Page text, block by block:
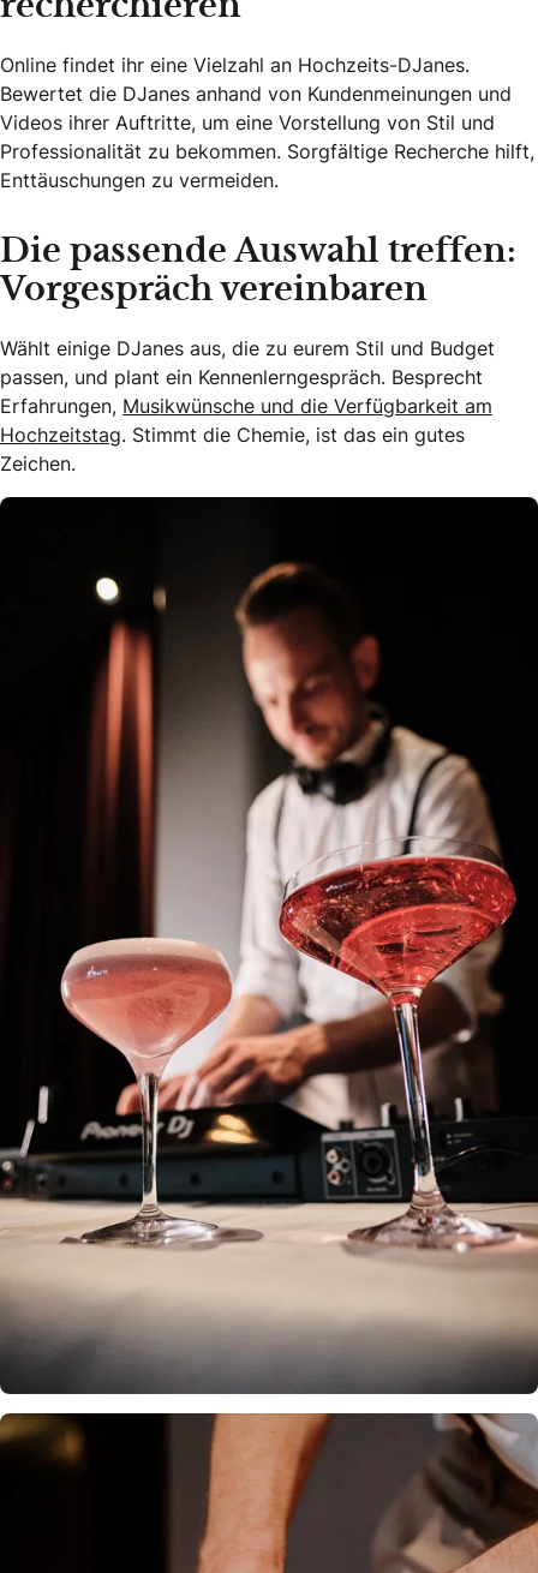
recherchieren
Online findet ihr eine Vielzahl an Hochzeits-DJanes.
Bewertet die DJanes anhand von Kundenmeinungen und
Videos ihrer Auftritte, um eine Vorstellung von Stil und
Professionalität zu bekommen. Sorgfältige Recherche hilft,
Enttäuschungen zu vermeiden.
Die passende Auswahl treffen:
Vorgespräch vereinbaren
Wählt einige DJanes aus, die zu eurem Stil und Budget
passen, und plant ein Kennenlerngespräch. Besprecht
Erfahrungen, Musikwünsche und die Verfügbarkeit am
Hochzeitstag. Stimmt die Chemie, ist das ein gutes
Zeichen.